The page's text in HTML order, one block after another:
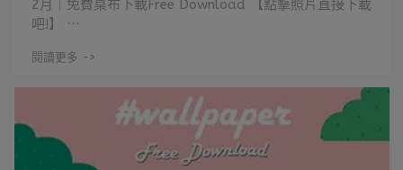
2月｜免費桌布下載Free Download 【點擊照片直接下載
吧!】 ⋯
閱讀更多 ->